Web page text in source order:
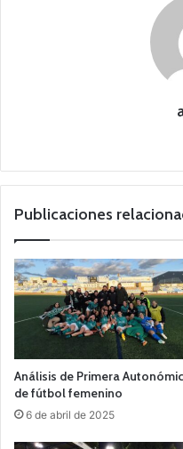
Publicaciones
Análisis de Primera
de fútbol femenino
6 de abril de 2025